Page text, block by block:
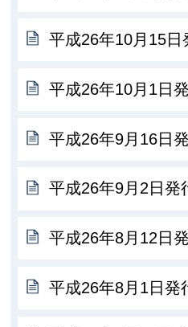
平成26年10月15日
平成26年10月1日
平成26年9月16日
平成26年9月2日発
平成26年8月12日
平成26年8月1日発